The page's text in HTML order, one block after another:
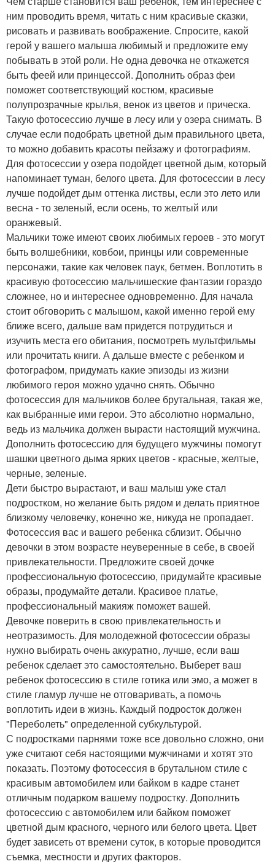
ним проводить время, читать с ним красивые сказки,
рисовать и развивать воображение. Спросите, какой
герой у вашего малыша любимый и предложите ему
побывать в этой роли. Не одна девочка не откажется
быть феей или принцессой. Дополнить образ феи
поможет соответствующий костюм, красивые
полупрозрачные крылья, венок из цветов и прическа.
Такую фотосессию лучше в лесу или у озера снимать. В
случае если подобрать цветной дым правильного цвета,
то можно добавить красоты пейзажу и фотографиям.
Для фотосессии у озера подойдет цветной дым, который
напоминает туман, белого цвета. Для фотосессии в лесу
лучше подойдет дым оттенка листвы, если это лето или
весна - то зеленый, если осень, то желтый или
оранжевый.
Мальчики тоже имеют своих любимых героев - это могут
быть волшебники, ковбои, принцы или современные
персонажи, такие как человек паук, бетмен. Воплотить в
красивую фотосессию мальчишеские фантазии гораздо
сложнее, но и интереснее одновременно. Для начала
стоит обговорить с малышом, какой именно герой ему
ближе всего, дальше вам придется потрудиться и
изучить места его обитания, посмотреть мультфильмы
или прочитать книги. А дальше вместе с ребенком и
фотографом, придумать какие эпизоды из жизни
любимого героя можно удачно снять. Обычно
фотосессия для мальчиков более брутальная, такая же,
как выбранные ими герои. Это абсолютно нормально,
ведь из мальчика должен вырасти настоящий мужчина.
Дополнить фотосессию для будущего мужчины помогут
шашки цветного дыма ярких цветов - красные, желтые,
черные, зеленые.
Дети быстро вырастают, и ваш малыш уже стал
подростком, но желание быть рядом и делать приятное
близкому человечку, конечно же, никуда не пропадает.
Фотосессия вас и вашего ребенка сблизит. Обычно
девочки в этом возрасте неуверенные в себе, в своей
привлекательности. Предложите своей дочке
профессиональную фотосессию, придумайте красивые
образы, продумайте детали. Красивое платье,
профессиональный макияж поможет вашей.
Девочке поверить в свою привлекательность и
неотразимость. Для молодежной фотосессии образы
нужно выбирать очень аккуратно, лучше, если ваш
ребенок сделает это самостоятельно. Выберет ваш
ребенок фотосессию в стиле готика или эмо, а может в
стиле гламур лучше не отговаривать, а помочь
воплотить идеи в жизнь. Каждый подросток должен
"Переболеть" определенной субкультурой.
С подростками парнями тоже все довольно сложно, они
уже считают себя настоящими мужчинами и хотят это
показать. Поэтому фотосессия в брутальном стиле с
красивым автомобилем или байком в кадре станет
отличным подарком вашему подростку. Дополнить
фотосессию с автомобилем или байком поможет
цветной дым красного, черного или белого цвета. Цвет
будет зависеть от времени суток, в которые проводится
съемка, местности и других факторов.